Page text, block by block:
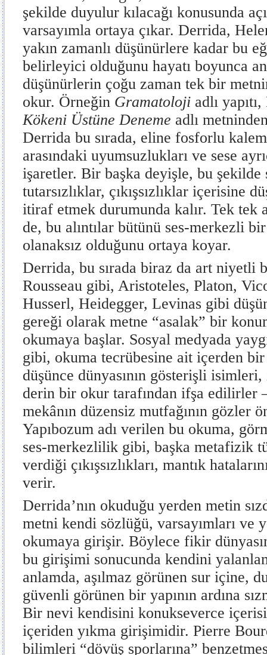
şekilde duyulur kılacağı konusunda
varsayımla ortaya çıkar. Derrida,
yakın zamanlı düşünürlere kadar bu
belirleyici olduğunu hayatı boyunca
düşünürlerin çoğu zaman tek bir
okur. Örneğin Gramatoloji adlı
Kökeni Üstüne Deneme adlı
Derrida bu sırada, eline fosforlu
arasındaki uyumsuzlukları ve sese
işaretler. Bir başka deyişle, bu
tutarsızlıklar, çıkışsızlıklar içerisine
itiraf etmek durumunda kalır. Tek tek
de, bu alıntılar bütünü ses-merkezli
olanaksız olduğunu ortaya koyar.
Derrida, bu sırada biraz da art niyetli
Rousseau gibi, Aristoteles, Platon,
Husserl, Heidegger, Levinas gibi
gereği olarak metne “asalak” bir
okumaya başlar. Sosyal medyada
gibi, okuma tecrübesine ait içerden
düşünce dünyasının gösterişli
derin bir okur tarafından ifşa edilirler
mekânın düzensiz mutfağının gözler
Yapıbozum adı verilen bu okuma,
ses-merkezlilik gibi, başka metafizik
verdiği çıkışsızlıkları, mantık
verir.
Derrida’nın okuduğu yerden metin
metni kendi sözlüğü, varsayımları ve
okumaya girişir. Böylece fikir
bu girişimi sonucunda kendini
anlamda, aşılmaz görünen sur içine,
güvenli görünen bir yapının ardına
Bir nevi kendisini konukseverce
içeriden yıkma girişimidir. Pierre
bilimleri “dövüş sporlarına”